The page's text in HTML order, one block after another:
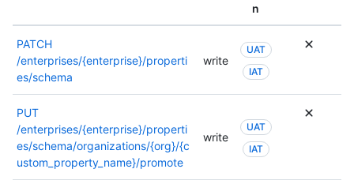
n
PATCH
/enterprises/{enterprise}/properti
es/schema
write
UAT
IAT
PUT
/enterprises/{enterprise}/properti
es/schema/organizations/{org}/{c
ustom_property_name}/promote
write
UAT
IAT